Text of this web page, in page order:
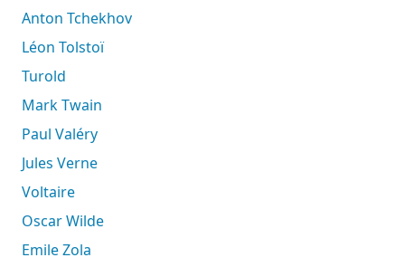
Anton Tchekhov
Léon Tolstoï
Turold
Mark Twain
Paul Valéry
Jules Verne
Voltaire
Oscar Wilde
Emile Zola